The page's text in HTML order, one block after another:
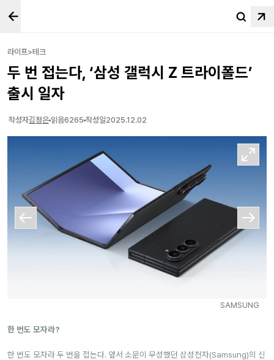
라이프>테크
두 번 접는다, ‘삼성 갤럭시 Z 트라이폴드’
출시 일자
작성자김정은 읽음6265 작성일2025.12.02
SAMSUNG
한 번도 모자라?
한 번도 모자라 두 번을 접는다. 앞서 소문이 무성했던 삼성전자(Samsung)의 신